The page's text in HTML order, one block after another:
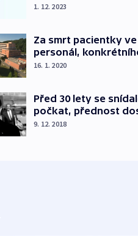
1. 12. 2023
Za smrt pacientky
personál,
16. 1. 2020
Před 30 lety se
počkat, přednost
9. 12. 2018